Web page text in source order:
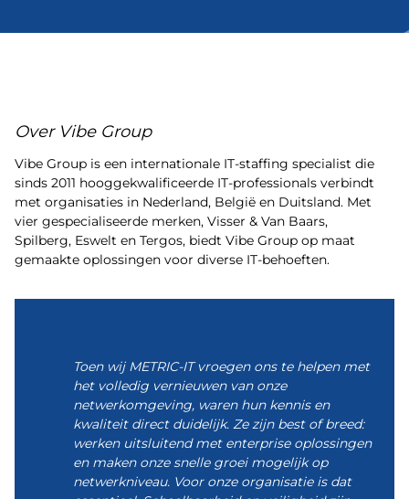
Over Vibe Group
Vibe Group is een internationale IT-staffing specialist die
sinds 2011 hooggekwalificeerde IT-professionals verbindt
met organisaties in Nederland, België en Duitsland. Met
vier gespecialiseerde merken, Visser & Van Baars,
Spilberg, Eswelt en Tergos, biedt Vibe Group op maat
gemaakte oplossingen voor diverse IT-behoeften.
Toen wij METRIC-IT vroegen ons te helpen met
het volledig vernieuwen van onze
netwerkomgeving, waren hun kennis en
kwaliteit direct duidelijk. Ze zijn best of breed:
werken uitsluitend met enterprise oplossingen
en maken onze snelle groei mogelijk op
netwerkniveau. Voor onze organisatie is dat